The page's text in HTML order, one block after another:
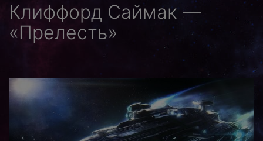
Клиффорд Саймак —
«Прелесть»